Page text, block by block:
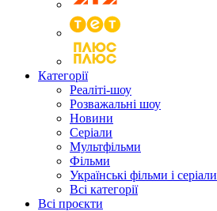
Категорії
Реаліті-шоу
Розважальні шоу
Новини
Серіали
Мультфільми
Фільми
Українські фільми і серіали
Всі категорії
Всі проєкти